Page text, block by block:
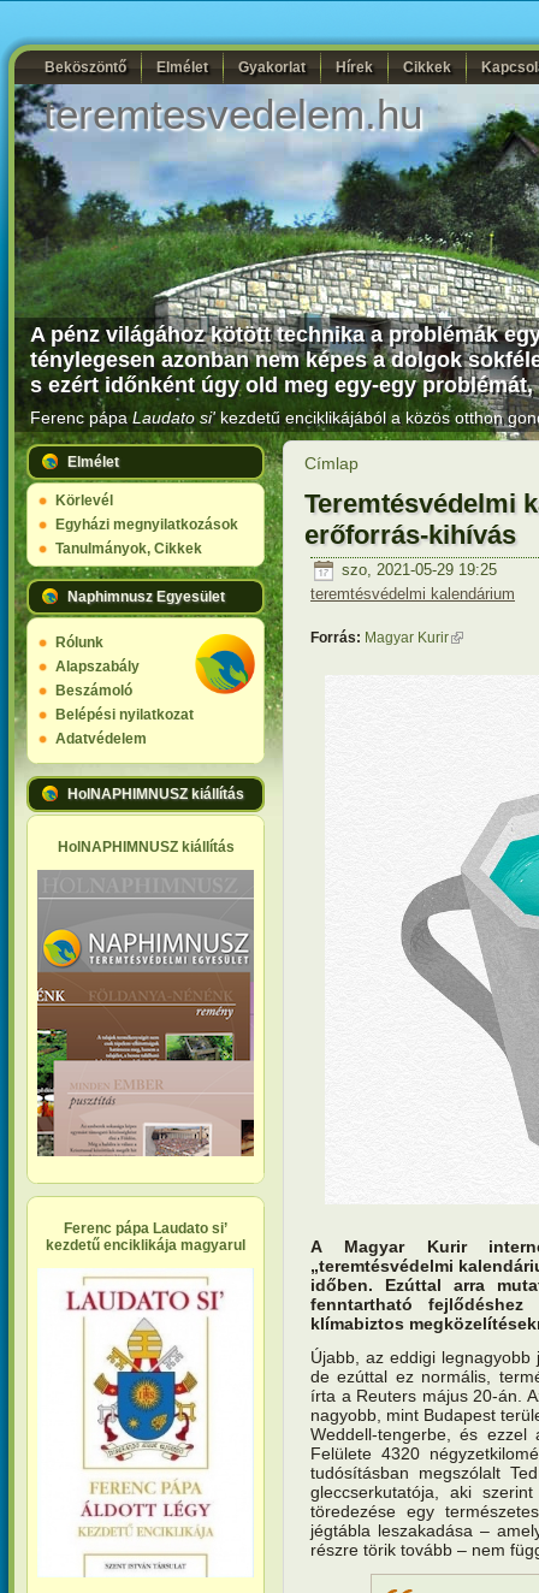
Beköszöntő Elmélet Gyakorlat Hírek Cikkek
teremtesvedelem.hu
A pénz világához kötött technika a problémák
ténylegesen azonban nem képes a dolgok
s ezért időnként úgy old meg egy-egy
Ferenc pápaLaudato si'kezdetű enciklikájából a közös otthon
Elmélet
Körlevél
Egyházi megnyilatkozások
Tanulmányok, Cikkek
Naphimnusz Egyesület
Rólunk
Alapszabály
Beszámoló
Belépési nyilatkozat
Adatvédelem
HolNAPHIMNUSZ kiállítás
HolNAPHIMNUSZ kiállítás
Ferenc pápa Laudato si’
kezdetű enciklikája magyarul
Címlap
Teremtésvédelmi
erőforrás-kihívás
szo, 2021-05-29 19:25
teremtésvédelmi kalendárium
Forrás: Magyar Kurir(külső
A Magyar Kurir
„teremtésvédelmi
időben. Ezúttal arra
fenntartható
klímabiztos
Újabb, az eddigi
de ezúttal ez normális,
írta a Reuters május 20-án.
nagyobb, mint Budapest
Weddell-tengerbe, és
Felülete 4320
tudósításban megszólalt
gleccserkutatója, aki
töredezése egy
jégtábla leszakadása –
részre törik tovább – nem